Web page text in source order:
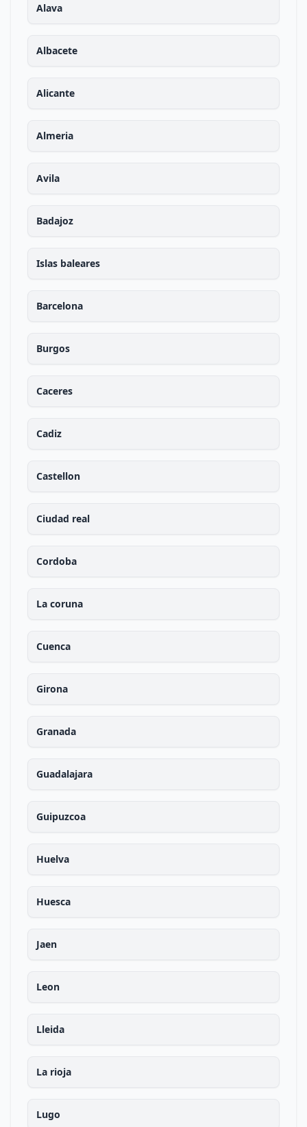
Alava
Albacete
Alicante
Almeria
Avila
Badajoz
Islas baleares
Barcelona
Burgos
Caceres
Cadiz
Castellon
Ciudad real
Cordoba
La coruna
Cuenca
Girona
Granada
Guadalajara
Guipuzcoa
Huelva
Huesca
Jaen
Leon
Lleida
La rioja
Lugo